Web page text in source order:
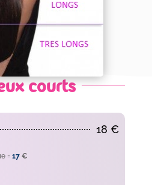
courts
18 €
= 17 €